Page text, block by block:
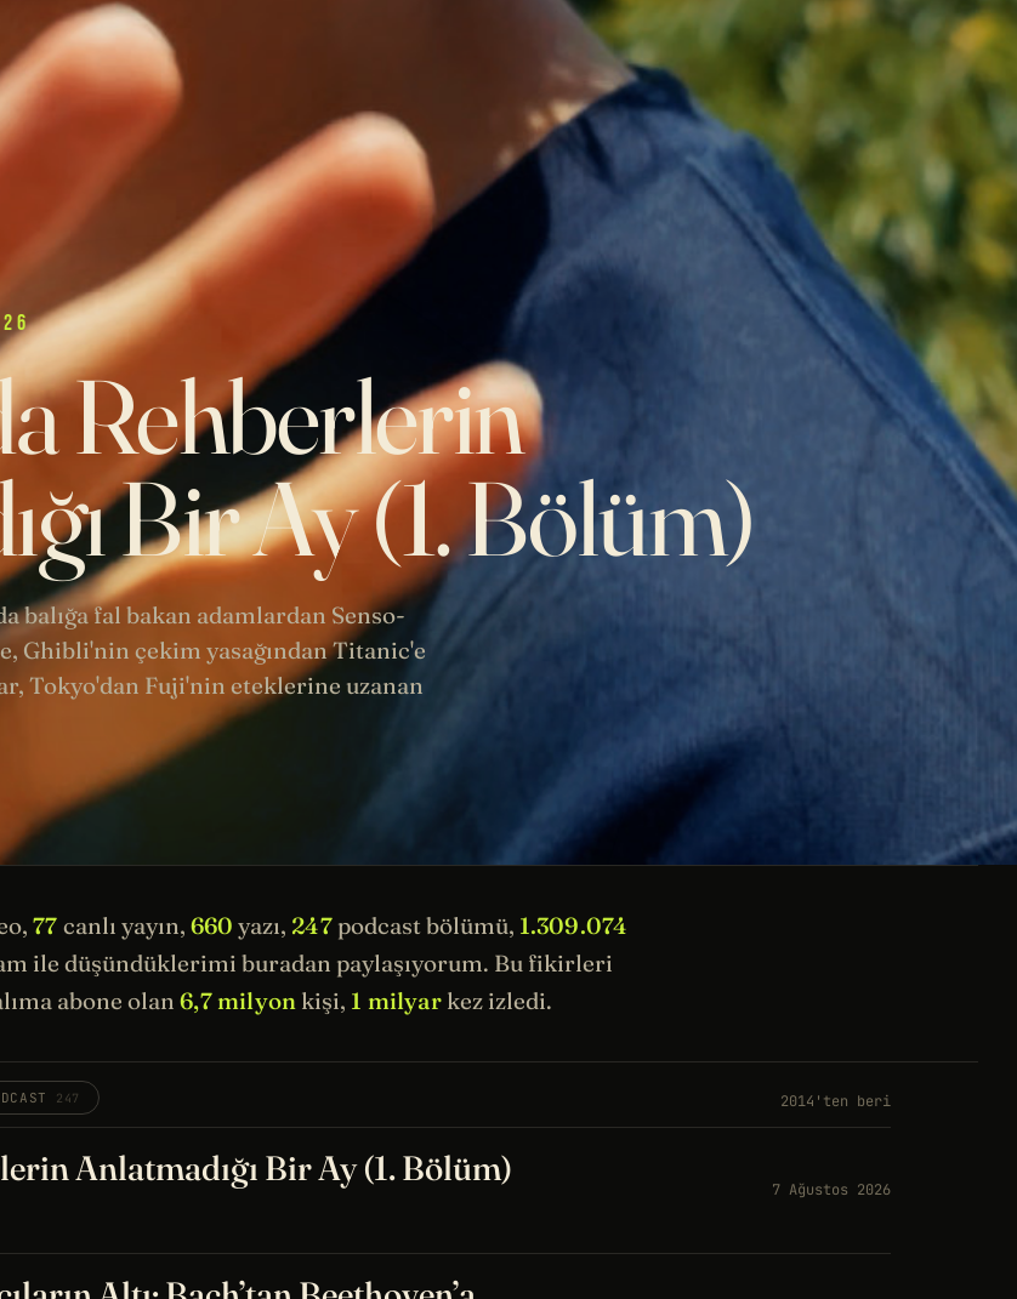
Rehberlerin
Bir Ay (1. Bölüm)
balığa fal bakan adamlardan Senso-
Ghibli'nin çekim yasağından Titanic'e
Tokyo'dan Fuji'nin eteklerine uzanan
77 canlı yayın, 660 yazı, 247podcast bölümü, 1.309.074
ile düşündüklerimi buradan paylaşıyorum. Bu fikirleri
abone olan6,7 milyon kişi, 1 milyarkez izledi.
247 2014'ten beri
Anlatmadığı Bir Ay (1. Bölüm)
7 Ağustos 2026